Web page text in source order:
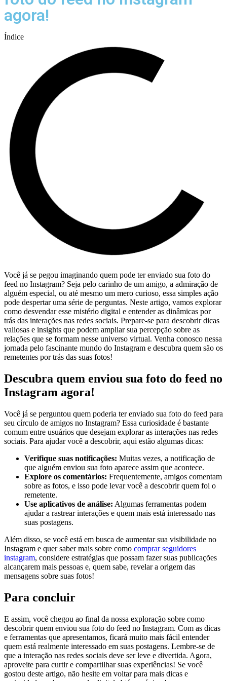
agora!
Índice
Você já se pegou imaginando quem pode ter enviado‍ sua‌ foto do
feed no Instagram? Seja pelo⁢ carinho de um amigo, a⁢ admiração de⁤
alguém especial, ou ‌até ⁣mesmo um mero curioso, essa simples ação
‌pode despertar uma série de perguntas. Neste artigo, vamos explorar
como desvendar esse mistério digital e entender​ as dinâmicas por
trás das interações​ nas redes sociais. Prepare-se⁢ para descobrir ⁢dicas
valiosas e insights que podem ampliar sua percepção sobre as
relações que se formam ⁣nesse universo virtual. Venha conosco nessa⁢
jornada pelo fascinante mundo do Instagram‍ e descubra quem são os
remetentes por trás das suas fotos!
Descubra quem enviou sua foto do feed‌ no
Instagram⁢ agora!
Você já se⁢ perguntou quem⁣ poderia ter enviado sua foto do feed​ para
seu círculo de amigos no Instagram? Essa curiosidade é bastante
‍comum entre usuários que desejam explorar as interações nas redes
sociais. Para ajudar você a descobrir,⁢ aqui estão algumas dicas:
Verifique suas notificações: Muitas vezes, a notificação de
que alguém ⁤enviou sua foto​ aparece assim que acontece.
Explore os comentários: Frequentemente, amigos comentam
sobre as fotos, e isso⁢ pode levar ‌você a descobrir quem foi o
remetente.
Use ‌aplicativos de análise: Algumas ferramentas podem
‌ajudar a rastrear interações e quem mais está interessado nas
suas postagens.
Além disso, se você está em busca de aumentar sua visibilidade no
Instagram e quer saber mais sobre‌ como comprar seguidores
instagram, considere estratégias que possam fazer suas publicações
alcançarem mais pessoas e, quem sabe, revelar a origem das
mensagens sobre suas fotos!
Para concluir
E assim, você chegou ao final da nossa exploração sobre como
descobrir quem enviou sua foto do feed no Instagram. Com as ​dicas
e ferramentas que ⁣apresentamos, ficará muito mais‍ fácil‍ entender
quem está realmente interessado em⁢ suas postagens. Lembre-se de
que a interação nas redes sociais deve ser leve ​e divertida. ​Agora,
aproveite‍ para curtir⁣ e compartilhar suas experiências! Se você
gostou deste artigo, não hesite em voltar para mais dicas e